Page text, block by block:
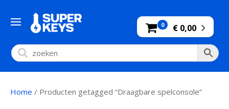
0 € 0,00
Home / Producten getagged “Draagbare spelconsole”